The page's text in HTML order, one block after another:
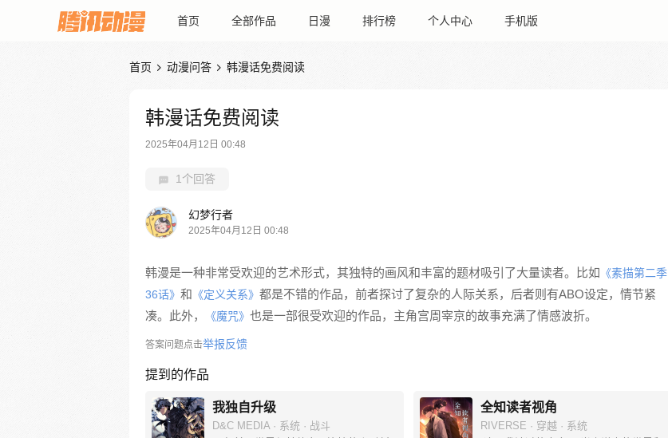
首页 全部作品 日漫 排行榜 个人中心 手机版
首页  动漫问答  韩漫话免费阅读
韩漫话免费阅读
2025年04月12日 00:48
1个回答
幻梦行者
2025年04月12日 00:48
韩漫是一种非常受欢迎的艺术形式，其独特的画风和丰富的题材吸引了大量读者。比如 《素描第二季
36话》 和 《定义关系》 都是不错的作品，前者探讨了复杂的人际关系，后者则有ABO设定，情节紧
凑。此外，
《魔咒》 也是一部很受欢迎的作品，主角宫周宰京的故事充满了情感波折。
答案问题点击举报反馈
提到的作品
我独自升级
D&C MEDIA · 系统 · 战斗
全知读者视角
RIVERSE · 穿越 · 系统